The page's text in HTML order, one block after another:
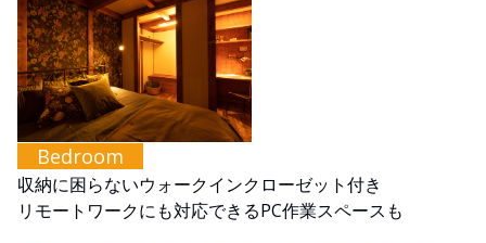
Bedroom
収納に困らないウォークインクローゼット付き
リモートワークにも対応できるPC作業スペースも